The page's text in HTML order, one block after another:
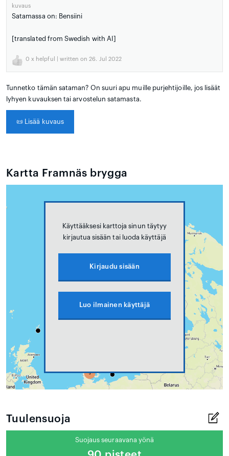
kuvaus
Satamassa on: Bensiini
[translated from Swedish with AI]
0 x helpful | written on 26. Jul 2022
Tunnetko tämän sataman? On suuri apu muille purjehtijoille, jos lisäät
lyhyen kuvauksen tai arvostelun satamasta.
📜 Lisää kuvaus
Kartta Framnäs brygga
Käyttääksesi karttoja sinun täytyy
kirjautua sisään tai luoda käyttäjä
Kirjaudu sisään
Luo ilmainen käyttäjä
Tuulensuoja
Suojaus seuraavana yönä